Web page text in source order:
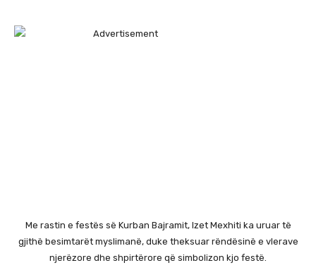
Me rastin e festës së Kurban Bajramit, Izet Mexhiti ka uruar të
gjithë besimtarët myslimanë, duke theksuar rëndësinë e vlerave
njerëzore dhe shpirtërore që simbolizon kjo festë.